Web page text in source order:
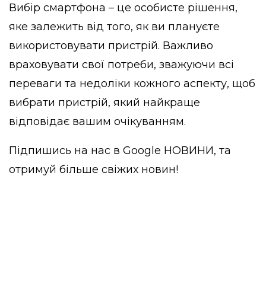
Вибір смартфона – це особисте рішення,
яке залежить від того, як ви плануєте
використовувати пристрій. Важливо
враховувати свої потреби, зважуючи всі
переваги та недоліки кожного аспекту, щоб
вибрати пристрій, який найкраще
відповідає вашим очікуванням.
Підпишись на нас в Google НОВИНИ, та
отримуй більше свіжих новин!